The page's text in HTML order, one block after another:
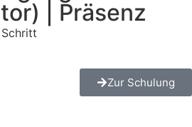
| Präsenz
Zur Schulung